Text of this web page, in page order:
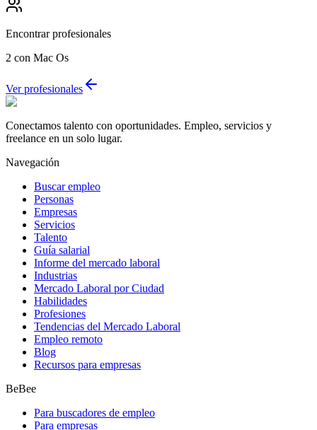
Encontrar profesionales
2 con Mac Os
Ver profesionales
Conectamos talento con oportunidades. Empleo, servicios y
freelance en un solo lugar.
Navegación
Buscar empleo
Personas
Empresas
Servicios
Talento
Guía salarial
Informe del mercado laboral
Industrias
Mercado Laboral por Ciudad
Habilidades
Profesiones
Tendencias del Mercado Laboral
Empleo remoto
Blog
Recursos para empresas
BeBee
Para buscadores de empleo
Para empresas